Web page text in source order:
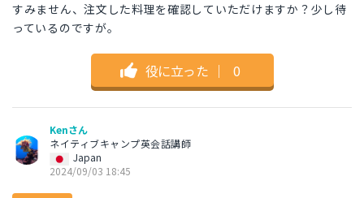
すみません、注文した料理を確認していただけますか？少し待
っているのですが。
役に立った ｜ 0
Kenさん
ネイティブキャンプ英会話講師
Japan
2024/09/03 18:45